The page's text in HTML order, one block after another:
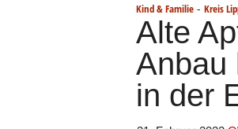
Kind & Familie - Kreis
Alte
Anbau
in der